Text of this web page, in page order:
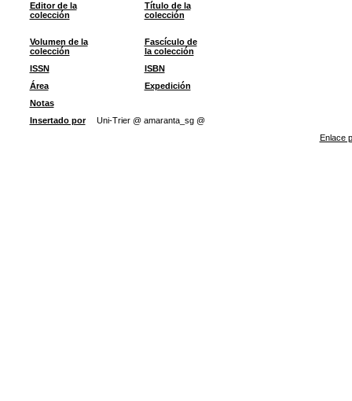
Editor de la
colección
Título de la
colección
Volumen de la
colección
Fascículo de
la colección
ISSN
ISBN
Área
Expedición
Notas
Insertado por
Uni-Trier @ amaranta_sg @
Enlace